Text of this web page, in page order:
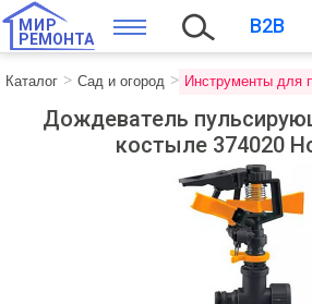
МИР
РЕМОНТА
B2B
Каталог Сад и огород Инструменты для
Дождеватель
костыле 374020